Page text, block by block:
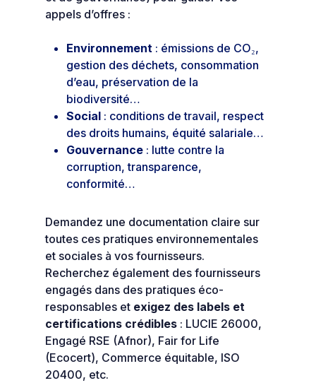
appels d’offres :
Environnement : émissions de CO₂,
gestion des déchets, consommation
d’eau, préservation de la
biodiversité…
Social : conditions de travail, respect
des droits humains, équité salariale…
Gouvernance : lutte contre la
corruption, transparence,
conformité…
Demandez une documentation claire sur
toutes ces pratiques environnementales
et sociales à vos fournisseurs.
Recherchez également des fournisseurs
engagés dans des pratiques éco-
responsables et exigez des labels et
certifications crédibles : LUCIE 26000,
Engagé RSE (Afnor), Fair for Life
(Ecocert), Commerce équitable, ISO
20400, etc.